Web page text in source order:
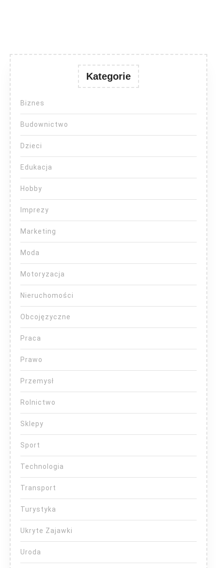
Kategorie
Biznes
Budownictwo
Dzieci
Edukacja
Hobby
Imprezy
Marketing
Moda
Motoryzacja
Nieruchomości
Obcojęzyczne
Praca
Prawo
Przemysł
Rolnictwo
Sklepy
Sport
Technologia
Transport
Turystyka
Ukryte Zajawki
Uroda